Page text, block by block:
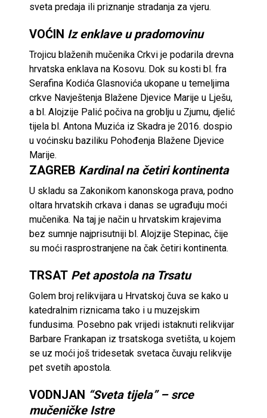
sveta predaja ili priznanje stradanja za vjeru.
VOĆIN Iz enklave u pradomovinu
Trojicu blaženih mučenika Crkvi je podarila drevna
hrvatska enklava na Kosovu. Dok su kosti bl. fra
Serafina Kodića Glasnovića ukopane u temeljima
crkve Navještenja Blažene Djevice Marije u Lješu,
a bl. Alojzije Palić počiva na groblju u Zjumu, djelić
tijela bl. Antona Muzića iz Skadra je 2016. dospio
u voćinsku baziliku Pohođenja Blažene Djevice
Marije.
ZAGREB Kardinal na četiri kontinenta
U skladu sa Zakonikom kanonskoga prava, podno
oltara hrvatskih crkava i danas se ugrađuju moći
mučenika. Na taj je način u hrvatskim krajevima
bez sumnje najprisutniji bl. Alojzije Stepinac, čije
su moći rasprostranjene na čak četiri kontinenta.
TRSAT Pet apostola na Trsatu
Golem broj relikvijara u Hrvatskoj čuva se kako u
katedralnim riznicama tako i u muzejskim
fundusima. Posebno pak vrijedi istaknuti relikvijar
Barbare Frankapan iz trsatskoga svetišta, u kojem
se uz moći još tridesetak svetaca čuvaju relikvije
pet svetih apostola.
VODNJAN “Sveta tijela” – srce
mučeničke Istre